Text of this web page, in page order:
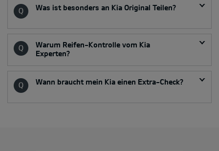
Was ist besonders an Kia Original Teilen?
Warum Reifen-Kontrolle vom Kia
Experten?
Wann braucht mein Kia einen Extra-Check?